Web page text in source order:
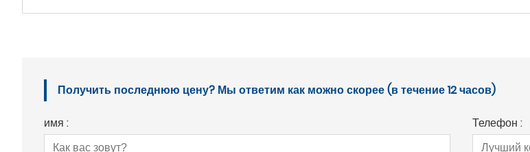
Получить последнюю цену? Мы ответим как можно скорее (в течение 12 часов)
имя : Телефон :